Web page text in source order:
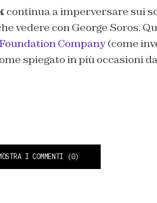
continua a imperversare sui
vedere con George Soros.
Company(come
spiegato in più occasioni
I COMMENTI (0)